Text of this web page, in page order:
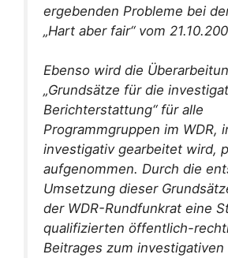
ergebenden Probleme bei
„Hart aber fair“ vom
Ebenso wird die
„Grundsätze für die
Berichterstattung“ für alle
Programmgruppen im WDR,
investigativ gearbeitet wird,
aufgenommen. Durch die
Umsetzung dieser
der WDR-Rundfunkrat eine
qualifizierten öffentlich-
Beitrages zum investigativen